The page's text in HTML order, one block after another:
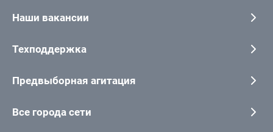
Наши вакансии
Техподдержка
Предвыборная агитация
Все города сети